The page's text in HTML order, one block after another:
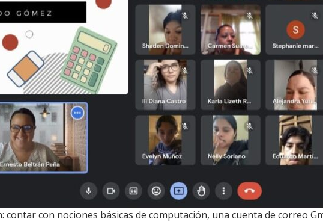
con nociones básicas de computación, una cuenta de correo